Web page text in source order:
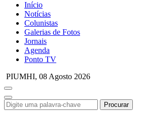
Início
Notícias
Colunistas
Galerias de Fotos
Jornais
Agenda
Ponto TV
PIUMHI, 08 Agosto 2026
Procurar